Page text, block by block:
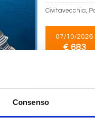
Consenso
Civitavecchia,
07/10/2026
€ 683